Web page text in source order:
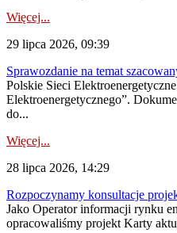
Więcej...
29 lipca 2026, 09:39
Sprawozdanie na temat
Polskie Sieci
Elektroenergetycznego”.
do...
Więcej...
28 lipca 2026, 14:29
Rozpoczynamy konsultacje
Jako Operator informacji rynku
opracowaliśmy projekt Karty